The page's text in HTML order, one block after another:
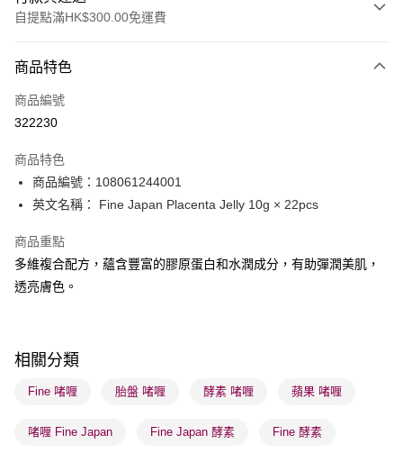
自提點滿HK$300.00免運費
信用卡
Apple Pay
PayMe
WeChat Pay
BoC Pay
送貨方式
每筆HK$65.00，滿HK$300.00或以上免運費
確認發貨後1-3 工作天送達，訂單將隨機分配至SF順豐速運或京東
商品特色
商品編號
322230
商品特色
商品編號：108061244001
英文名稱： Fine Japan Placenta Jelly 10g × 22pcs
商品重點
多維複合配方，蘊含豐富的膠原蛋白和水潤成分，有助彈潤美肌，
透亮膚色。
相關分類
Fine 啫喱 胎盤 啫喱 酵素 啫喱 蘋果 啫喱
啫喱 Fine Japan Fine Japan 酵素 Fine 酵素